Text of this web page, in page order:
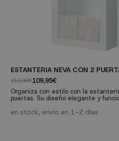
ESTANTERIA NEVA CON 2
219,90€109,95€
Organiza con estilo con la
puertas. Su diseño elegante y
y práctico para realzar la
en stock, envío en 1-2 días